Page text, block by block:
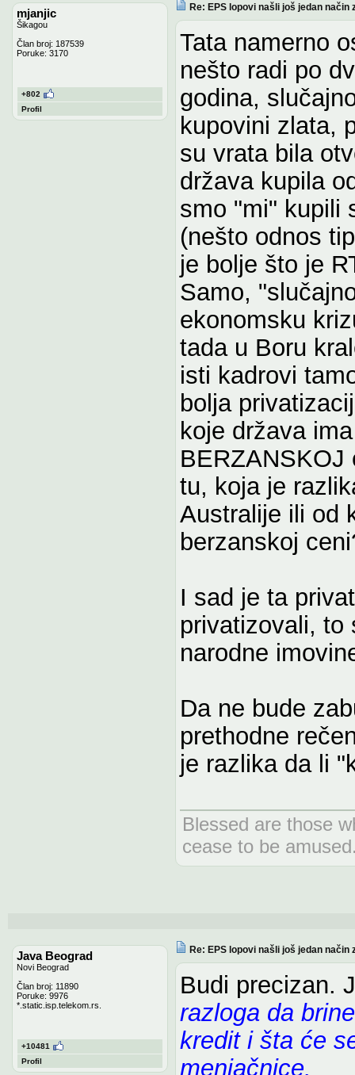
mjanjic
Šikagou
Član broj: 187539
Poruke: 3170
+802
Profil
Re: EPS lopovi našli još jedan način
Tata namerno
nešto radi po
godina,
kupovini zlata,
su vrata bila
država kupila
smo "mi" kupili
(nešto odnos
je bolje što je
Samo,
ekonomsku
tada u Boru
isti kadrovi
bolja
koje država
BERZANSKOJ
tu, koja je
Australije ili od
berzanskoj
I sad je ta
privatizovali, to
narodne
Da ne bude
prethodne
je razlika da li
Blessed are those
cease to be
Java Beograd
Novi Beograd
Član broj: 11890
Poruke: 9976
*.static.isp.telekom.rs.
+10481
Profil
Re: EPS lopovi našli još jedan način
Budi precizan.
razloga da
kredit i šta će
menjačnice.